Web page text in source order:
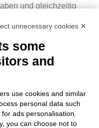
und gleichzeitig
SPANNUNG
wir u.a. nach
gesucht, die im
eingesetzt werden
unnecessary cookies ✕
some
and
use cookies and similar
personal data such
ads personalisation.
you can choose not to